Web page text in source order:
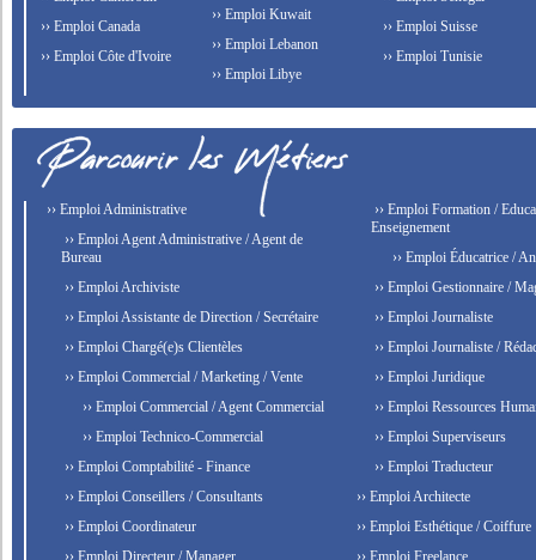
›› Emploi Canada
›› Emploi Côte d'Ivoire
›› Emploi Kuwait
›› Emploi Lebanon
›› Emploi Libye
›› Emploi Suisse
›› Emploi Tunisie
›› Emploi Administrative
›› Emploi Agent Administrative / Agent de
Bureau
›› Emploi Archiviste
›› Emploi Assistante de Direction / Secrétaire
›› Emploi Chargé(e)s Clientèles
›› Emploi Commercial / Marketing / Vente
›› Emploi Commercial / Agent Commercial
›› Emploi Technico-Commercial
›› Emploi Comptabilité - Finance
›› Emploi Conseillers / Consultants
›› Emploi Coordinateur
›› Emploi Directeur / Manager
›› Emploi Formation /
Enseignement
›› Emploi Éducatrice /
›› Emploi Gestionnaire /
›› Emploi Journaliste
›› Emploi Journaliste /
›› Emploi Juridique
›› Emploi Ressources
›› Emploi Superviseurs
›› Emploi Traducteur
›› Emploi Architecte
›› Emploi Esthétique / Coiffure
›› Emploi Freelance